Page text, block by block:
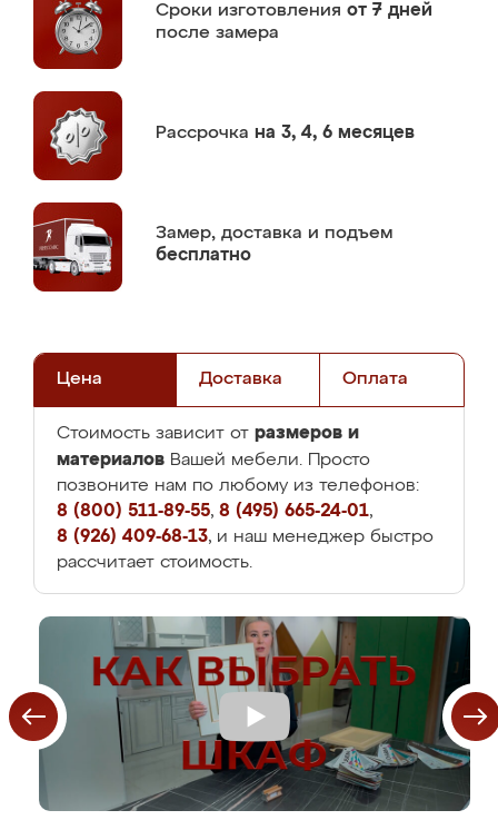
Сроки изготовления от 7 дней
после замера
Рассрочка на 3, 4, 6 месяцев
Замер, доставка и подъем
бесплатно
Цена Доставка Оплата
Стоимость зависит от размеров и
материалов Вашей мебели. Просто
позвоните нам по любому из телефонов:
8 (800) 511-89-55, 8 (495) 665-24-01,
8 (926) 409-68-13, и наш менеджер быстро
рассчитает стоимость.